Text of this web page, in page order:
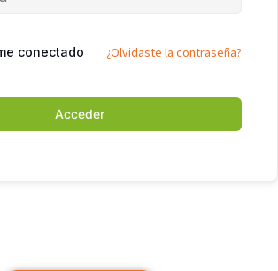
conectado ¿Olvidaste la contraseña?
Acceder